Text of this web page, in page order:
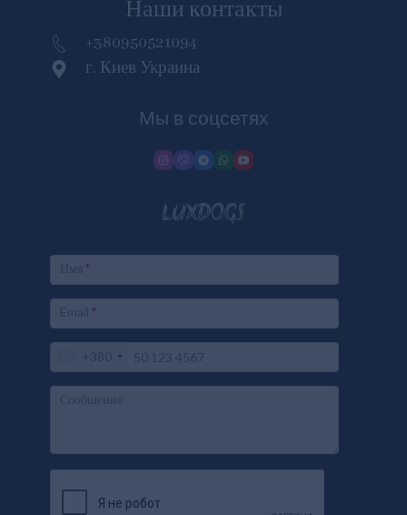
Наши контакты
+380950521094
г. Киев Украина
Мы в соцсетях
LUXDOGS
*
*